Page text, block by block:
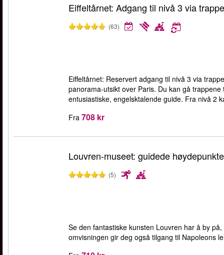
Eiffeltårnet: Adgang til nivå 3 via
(63)
Eiffeltårnet: Reservert adgang til nivå 3 via
panorama-utsikt over Paris. Du kan gå
entusiastiske, engelsktalende guide. Fra nivå 2
Fra 708 kr
Louvren-museet: guidede
(5)
Se den fantastiske kunsten Louvren har å by
omvisningen gir deg også tilgang til Napoleons